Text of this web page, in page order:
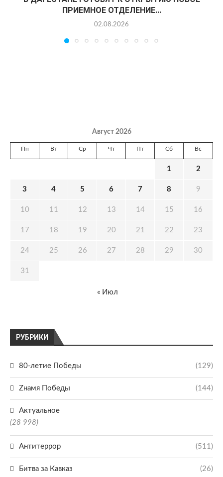
ПРИЕМНОЕ ОТДЕЛЕНИЕ...
02.08.2026
РУБРИКИ
80-летие Победы (129)
Zнамя Победы (144)
Актуальное
(28 998)
Антитеррор (511)
Битва за Кавказ (26)
Август 2026
Пн Вт Ср Чт Пт Сб Вс
1 2
3 4 5 6 7 8 9
10 11 12 13 14 15 16
17 18 19 20 21 22 23
24 25 26 27 28 29 30
31
« Июл